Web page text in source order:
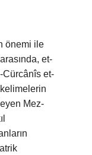
önemi ile
et-
Cürcânîs et-
kelimelerin
Mez-